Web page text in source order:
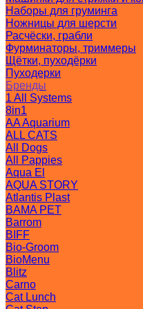
Наборы для груминга
Ножницы для шерсти
Расчёски, грабли
Фурминаторы, триммеры
Щётки, пуходёрки
Пуходерки
Бренды
1 All Systems
8in1
AA Aquarium
ALL CATS
All Dogs
All Pappies
Aqua El
AQUA STORY
Atlantis Plast
BAMA PET
Barrom
BIFF
Bio-Groom
BioMenu
Blitz
Carno
Cat Lunch